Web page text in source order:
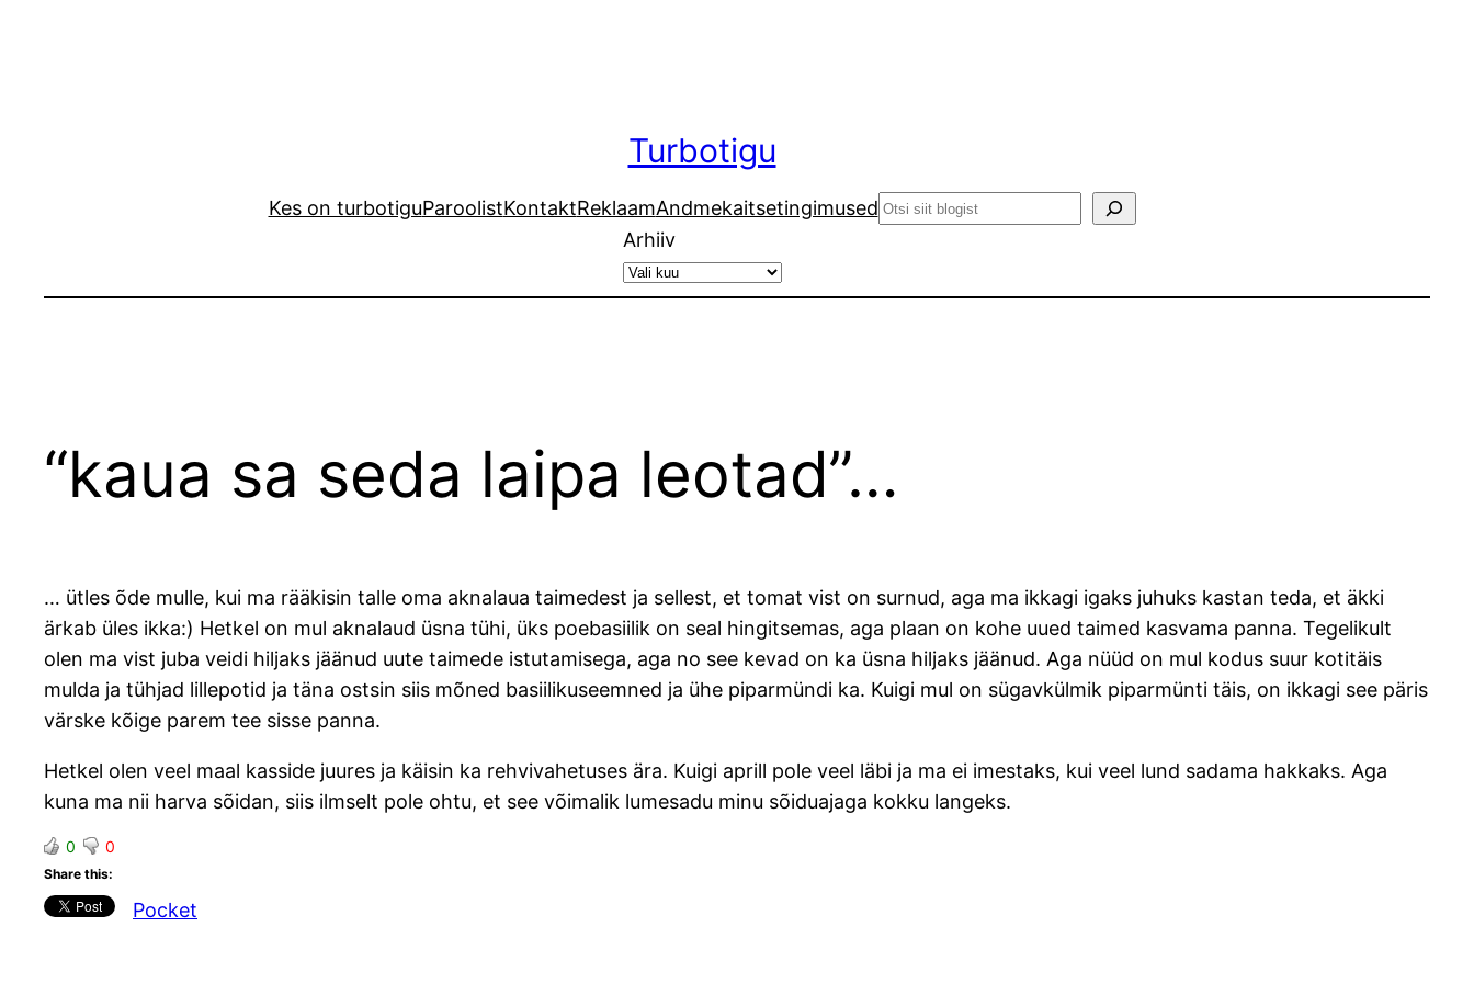
Turbotigu
Kes on turbotiguParoolistKontaktReklaamAndmekaitsetingimusedSearch
Arhiiv
“kaua sa seda laipa leotad”…
… ütles õde mulle, kui ma rääkisin talle oma aknalaua taimedest ja sellest, et tomat vist on surnud, aga ma ikkagi igaks juhuks kastan teda, et äkki
ärkab üles ikka:) Hetkel on mul aknalaud üsna tühi, üks poebasiilik on seal hingitsemas, aga plaan on kohe uued taimed kasvama panna. Tegelikult
olen ma vist juba veidi hiljaks jäänud uute taimede istutamisega, aga no see kevad on ka üsna hiljaks jäänud. Aga nüüd on mul kodus suur kotitäis
mulda ja tühjad lillepotid ja täna ostsin siis mõned basiilikuseemned ja ühe piparmündi ka. Kuigi mul on sügavkülmik piparmünti täis, on ikkagi see päris
värske kõige parem tee sisse panna.
Hetkel olen veel maal kasside juures ja käisin ka rehvivahetuses ära. Kuigi aprill pole veel läbi ja ma ei imestaks, kui veel lund sadama hakkaks. Aga
kuna ma nii harva sõidan, siis ilmselt pole ohtu, et see võimalik lumesadu minu sõiduajaga kokku langeks.
0 0
Share this:
Pocket